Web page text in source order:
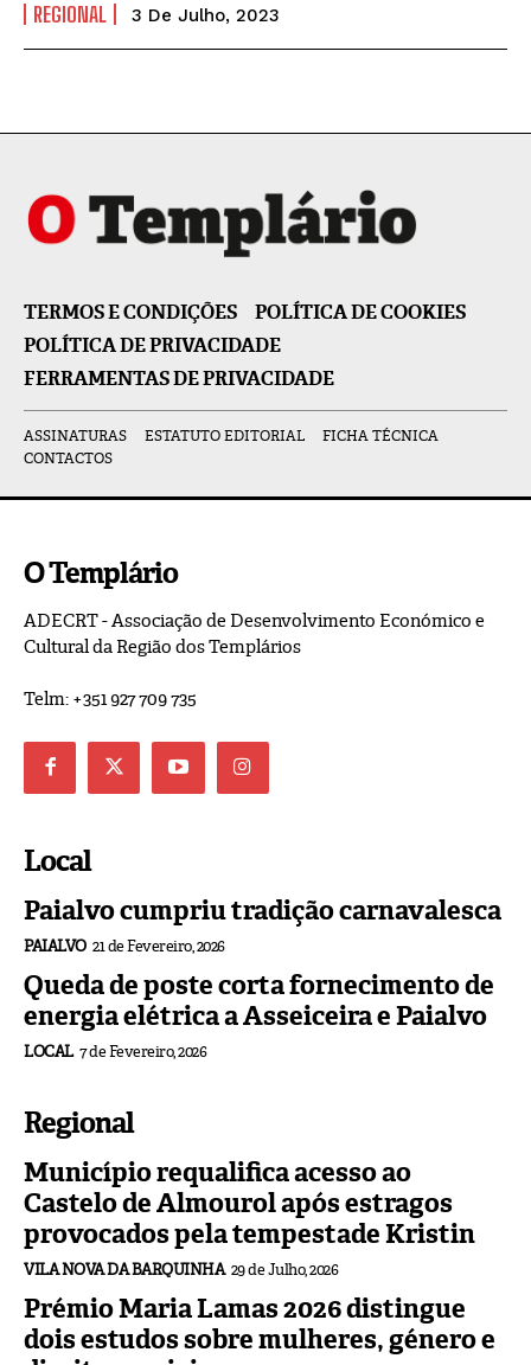
REGIONAL 3 De Julho, 2023
TERMOS E CONDIÇÕES
POLÍTICA DE COOKIES
POLÍTICA DE PRIVACIDADE
FERRAMENTAS DE PRIVACIDADE
ASSINATURAS ESTATUTO EDITORIAL
FICHA TÉCNICA
CONTACTOS
O Templário
ADECRT - Associação de Desenvolvimento Económico e
Cultural da Região dos Templários
Telm: +351 927 709 735
Local
Paialvo cumpriu tradição carnavalesca
PAIALVO 21 de Fevereiro, 2026
Queda de poste corta fornecimento de
energia elétrica a Asseiceira e Paialvo
LOCAL 7 de Fevereiro, 2026
Regional
Município requalifica acesso ao
Castelo de Almourol após estragos
provocados pela tempestade Kristin
VILA NOVA DA BARQUINHA 29 de Julho, 2026
Prémio Maria Lamas 2026 distingue
dois estudos sobre mulheres, género e